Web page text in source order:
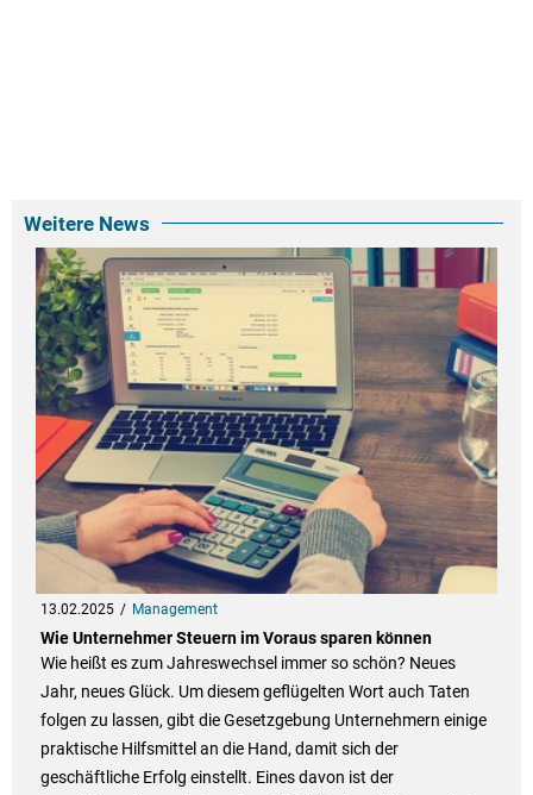
Weitere News
13.02.2025 Management
Wie Unternehmer Steuern im Voraus sparen können
Wie heißt es zum Jahreswechsel immer so schön? Neues
Jahr, neues Glück. Um diesem geflügelten Wort auch Taten
folgen zu lassen, gibt die Gesetzgebung Unternehmern einige
praktische Hilfsmittel an die Hand, damit sich der
geschäftliche Erfolg einstellt. Eines davon ist der